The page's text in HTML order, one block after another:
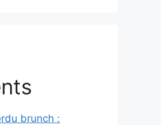
brunch :